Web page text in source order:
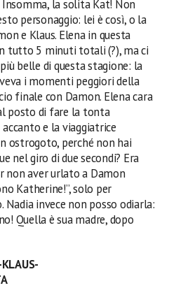
Insomma, la solita Kat! Non
personaggio: lei è così, o la
e Klaus. Elena in questa
tutto 5 minuti totali (?), ma ci
belle di questa stagione: la
i momenti peggiori della
finale con Damon. Elena cara
posto di fare la tonta
e la viaggiatrice
ostrogoto, perché non hai
nel giro di due secondi? Era
non aver urlato a Damon
Katherine!”, solo per
Nadia invece non posso odiarla:
Quella è sua madre, dopo